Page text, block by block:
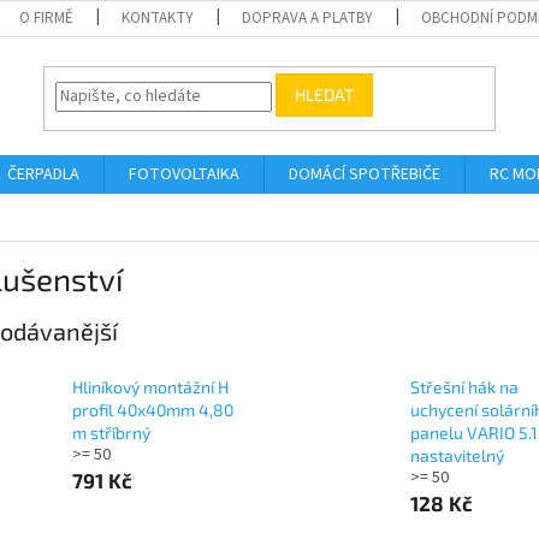
O FIRMĚ KONTAKTY DOPRAVA A PLATBY OBCHODNÍ
HLEDAT
ČERPADLA FOTOVOLTAIKA DOMÁCÍ SPOTŘEBIČE RC
Hliníkový montážní H
profil 40x40mm 4,80
m stříbrný
>= 50
791 Kč
Střešní hák na
uchycení
panelu VARIO
nastavitelný
>= 50
128 Kč